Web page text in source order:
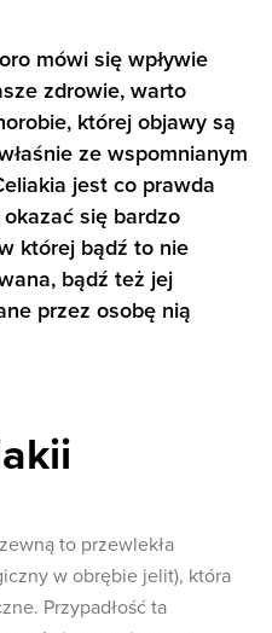
mówi się wpływie
zdrowie, warto
której objawy są
ze wspomnianym
jest co prawda
się bardzo
której bądź to nie
bądź też jej
przez osobę nią
to przewlekła
w obrębie jelit), która
Przypadłość ta